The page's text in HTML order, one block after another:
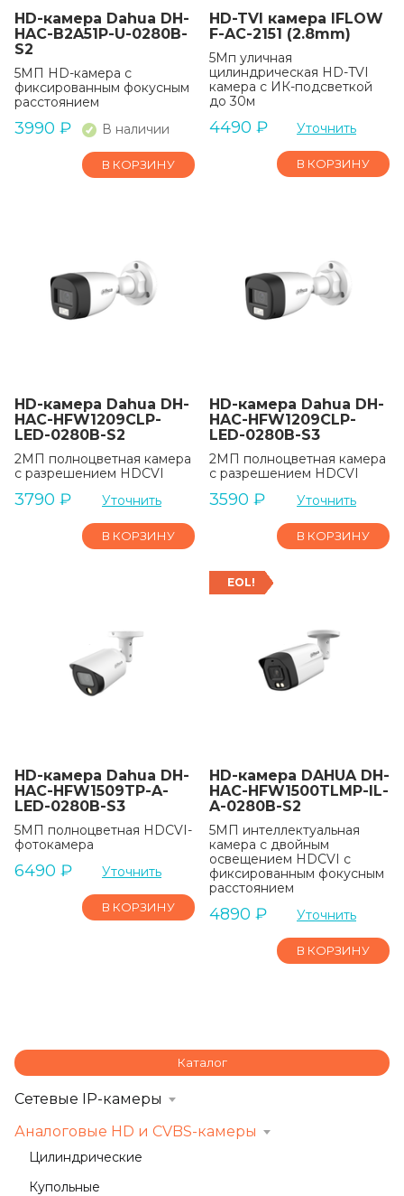
HD-камера Dahua DH-
HAC-B2A51P-U-0280B-
S2
5МП HD-камера с
фиксированным фокусным
расстоянием
3990 ₽ В наличии
В КОРЗИНУ
HD-TVI камера IFLOW
F-AC-2151 (2.8mm)
5Мп уличная
цилиндрическая HD-TVI
камера с ИК-подсветкой
до 30м
4490 ₽ Уточнить
В КОРЗИНУ
HD-камера Dahua DH-
HAC-HFW1209CLP-
LED-0280B-S2
2МП полноцветная камера
с разрешением HDCVI
3790 ₽ Уточнить
В КОРЗИНУ
HD-камера Dahua DH-
HAC-HFW1209CLP-
LED-0280B-S3
2МП полноцветная камера
с разрешением HDCVI
3590 ₽ Уточнить
В КОРЗИНУ
HD-камера Dahua DH-
HAC-HFW1509TP-A-
LED-0280B-S3
5МП полноцветная HDCVI-
фотокамера
6490 ₽ Уточнить
В КОРЗИНУ
EOL!
HD-камера DAHUA DH-
HAC-HFW1500TLMP-IL-
A-0280B-S2
5МП интеллектуальная
камера с двойным
освещением HDCVI с
фиксированным фокусным
расстоянием
4890 ₽ Уточнить
В КОРЗИНУ
Каталог
Сетевые IP-камеры
Аналоговые HD и CVBS-камеры
Цилиндрические
Купольные